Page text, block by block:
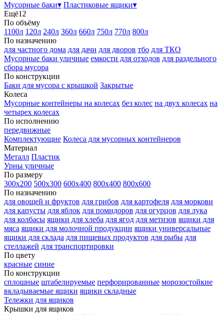
Мусорные баки▾ Пластиковые ящики▾
Ещё12
По объёму
1100л 120л 240л 360л 660л 750л 770л 800л
По назначению
для частного дома для дачи для дворов тбо для ТКО
Мусорные баки уличные емкости для отходов для раздельного
сбора мусора
По конструкции
Баки для мусора с крышкой Закрытые
Колеса
Мусорные контейнеры на колесах без колес на двух колесах на
четырех колесах
По исполнению
передвижные
Комплектующие Колеса для мусорных контейнеров
Материал
Металл Пластик
Урны уличные
По размеру
300х200 500х300 600х400 800х400 800х600
По назначению
для овощей и фруктов для грибов для картофеля для моркови
для капусты для яблок для помидоров для огурцов для лука
для колбасы ящики для хлеба для ягод для метизов ящики для
мяса ящики для молочной продукции ящики универсальные
ящики для склада для пищевых продуктов для рыбы для
стеллажей для транспортировки
По цвету
красные синие
По конструкции
сплошные штабелируемые перфорированные морозостойкие
вкладываемые ящики ящики складные
Тележки для ящиков
Крышки для ящиков